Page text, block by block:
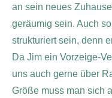
an sein neues
geräumig sein. Auch
strukturiert sein, denn
Da Jim ein Vorzeige-
uns auch gerne über
Größe muss man sich